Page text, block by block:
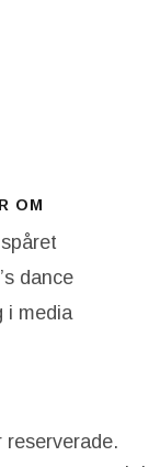
OM
dance
i media